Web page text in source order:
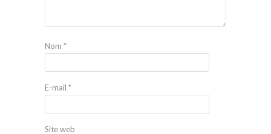
Nom *
E-mail *
Site web